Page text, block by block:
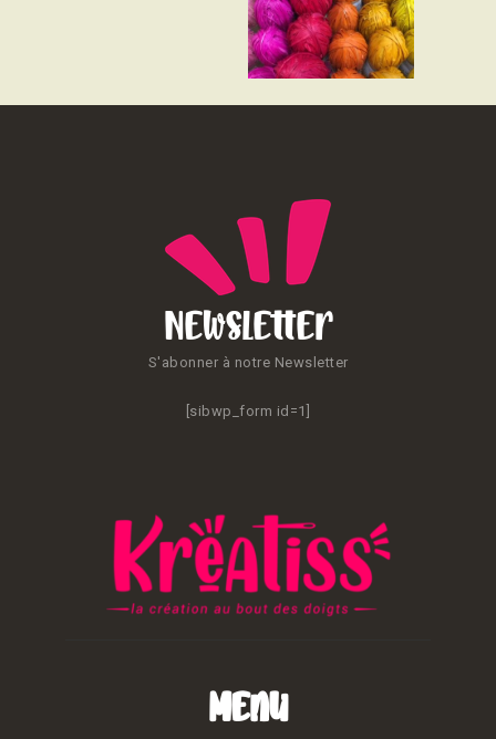
Newsletter
S'abonner à notre Newsletter
[sibwp_form id=1]
Menu